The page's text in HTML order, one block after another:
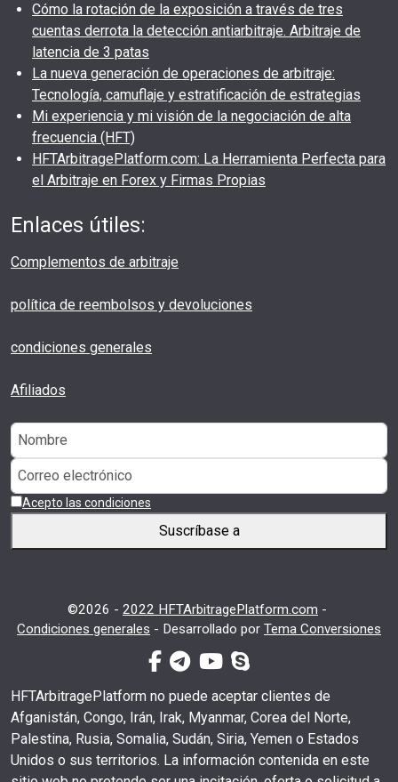
Cómo la rotación de la exposición a través de tres
cuentas derrota la detección antiarbitraje. Arbitraje de
latencia de 3 patas
La nueva generación de operaciones de arbitraje:
Tecnología, camuflaje y estratificación de estrategias
Mi experiencia y mi visión de la negociación de alta
frecuencia (HFT)
HFTArbitragePlatform.com: La Herramienta Perfecta para
el Arbitraje en Forex y Firmas Propias
Enlaces útiles:
Complementos de arbitraje
política de reembolsos y devoluciones
condiciones generales
Afiliados
Acepto las condiciones
Suscríbase a
©2026 - 2022 HFTArbitragePlatform.com -
Condiciones generales - Desarrollado por Tema Conversiones
facebook-f
telegrama
youtubeskype
HFTArbitragePlatform no puede aceptar clientes de
Afganistán, Congo, Irán, Irak, Myanmar, Corea del Norte,
Palestina, Rusia, Somalia, Sudán, Siria, Yemen o Estados
Unidos o sus territorios. La información contenida en este